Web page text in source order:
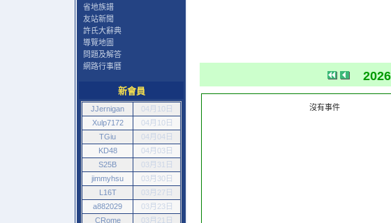
省地族譜
友站新聞
許氏大辭典
導覽地圖
問題及解答
網路行事曆
新會員
JJernigan
04月10日
Xulp7172
04月10日
TGiu
04月04日
KD48
04月03日
S25B
03月31日
jimmyhsu
03月30日
L16T
03月27日
a882029
03月23日
CRome
03月21日
沒有事件